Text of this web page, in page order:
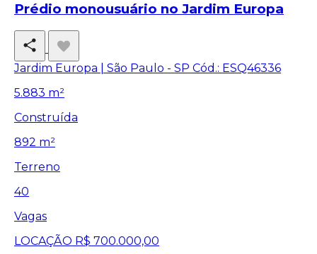
Prédio monousuário no Jardim Europa
Jardim Europa | São Paulo - SP Cód.: ESQ46336
5.883 m²
Construída
892 m²
Terreno
40
Vagas
LOCAÇÃO R$ 700.000,00